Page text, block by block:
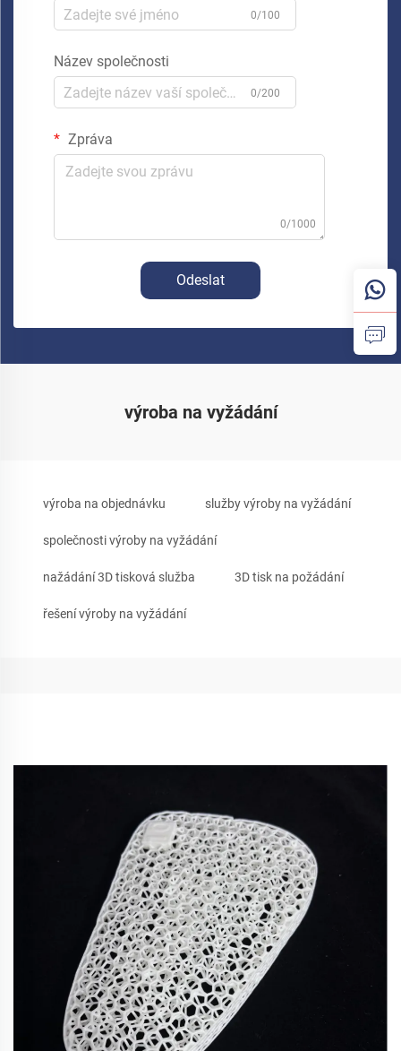
0/100
Název společnosti
0/200
Zpráva
0/1000
Odeslat
výroba na vyžádání
výroba na objednávku služby výroby na vyžádání
společnosti výroby na vyžádání
nažádání 3D tisková služba 3D tisk na požádání
řešení výroby na vyžádání